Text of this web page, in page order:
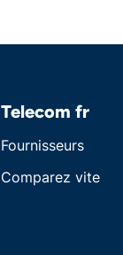
Telecom fr
Fournisseurs
Comparez vite